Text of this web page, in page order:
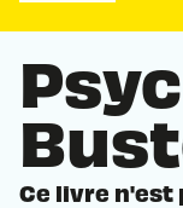
Ce livre n'est